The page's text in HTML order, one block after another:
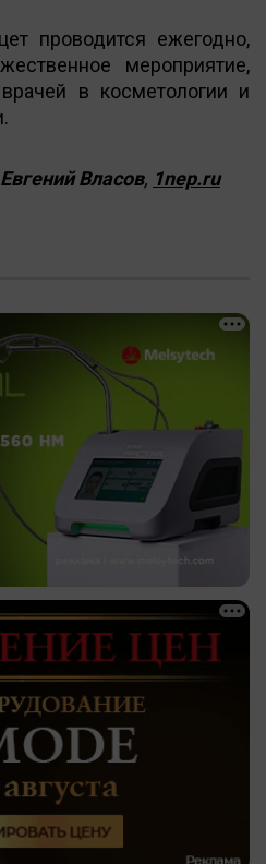
проводится ежегодно,
мероприятие,
в косметологии и
Евгений Власов, 1nep.ru